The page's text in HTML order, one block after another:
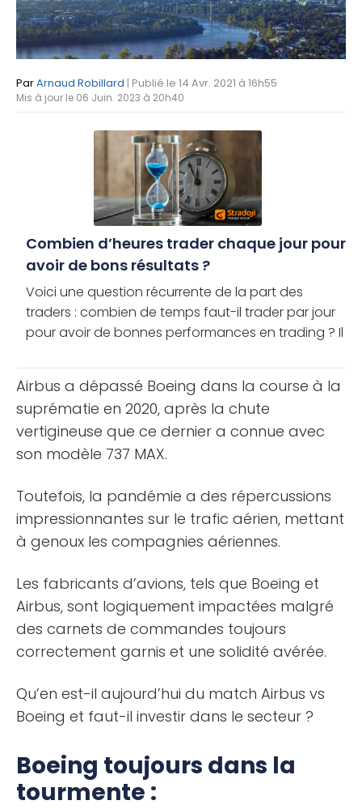
ParArnaud Robillard | Publié le 14 Avr. 2021 à 16h55
Mis à jour le 06 Juin. 2023 à 20h40
Combien d’heures trader chaque jour pour
avoir de bons résultats ?
Voici une question récurrente de la part des
traders : combien de temps faut-il trader par jour
pour avoir de bonnes performances en trading ? Il
Airbus a dépassé Boeing dans la course à la
suprématie en 2020, après la chute
vertigineuse que ce dernier a connue avec
son modèle 737 MAX.
Toutefois, la pandémie a des répercussions
impressionnantes sur le trafic aérien, mettant
à genoux les compagnies aériennes.
Les fabricants d’avions, tels que Boeing et
Airbus, sont logiquement impactées malgré
des carnets de commandes toujours
correctement garnis et une solidité avérée.
Qu’en est-il aujourd’hui du match Airbus vs
Boeing et faut-il investir dans le secteur ?
Boeing toujours dans la
tourmente :